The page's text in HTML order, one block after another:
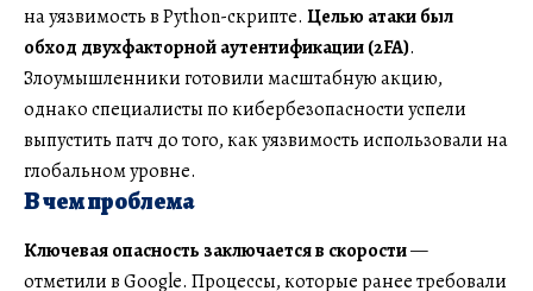
на уязвимость в Python-скрипте. Целью атаки был
обход двухфакторной аутентификации (2FA).
Злоумышленники готовили масштабную акцию,
однако специалисты по кибербезопасности успели
выпустить патч до того, как уязвимость использовали на
глобальном уровне.
В чем проблема
Ключевая опасность заключается в скорости—
отметили в Google. Процессы, которые ранее требовали